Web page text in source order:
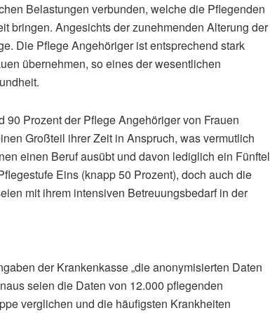
Belastungen verbunden, welche die Pflegenden
bringen. Angesichts der zunehmenden Alterung der
Die Pflege Angehöriger ist entsprechend stark
übernehmen, so eines der wesentlichen
Prozent der Pflege Angehöriger von Frauen
Großteil ihrer Zeit in Anspruch, was vermutlich
einen Beruf ausübt und davon lediglich ein Fünftel
Eins (knapp 50 Prozent), doch auch die
mit ihrem intensiven Betreuungsbedarf in der
der Krankenkasse „die anonymisierten Daten
seien die Daten von 12.000 pflegenden
verglichen und die häufigsten Krankheiten